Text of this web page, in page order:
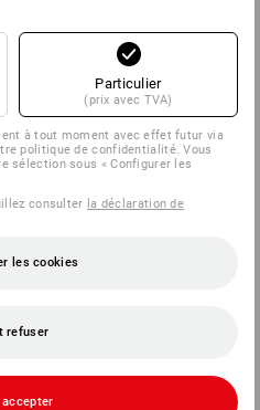
sur un total de 7 articles.
Particulier
(prix avec TVA)
à tout moment avec effet futur via
politique de confidentialité. Vous
sélection sous « Configurer les
consulter la déclaration de
les cookies
refuser
accepter